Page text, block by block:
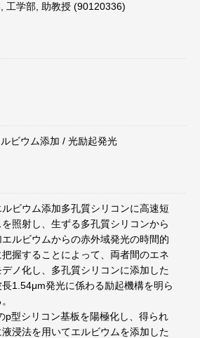
工学部, 助教授 (90120336)
ビウム添加 / 光励起発光
ビウム添加多孔質シリコンに高速短
照射し、生ずる多孔質シリコンから
ルビウムからの赤外域発光の時間的
握することによって、両者間のエネ
ノ化し、多孔質シリコンに添加した
1.54μm発光に係わる励起機構を明ら
p型シリコン基板を陽極化し、得られ
浸法を用いてエルビウムを添加した